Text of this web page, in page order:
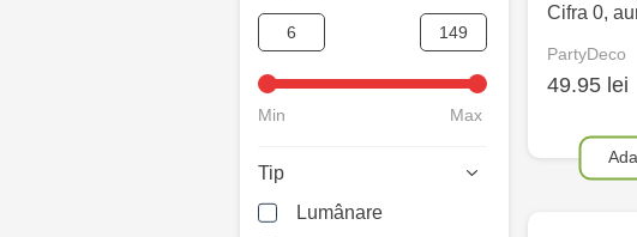
Min Max
Tip
Lumânare
Cifra 0,
PartyDeco
49.95 lei